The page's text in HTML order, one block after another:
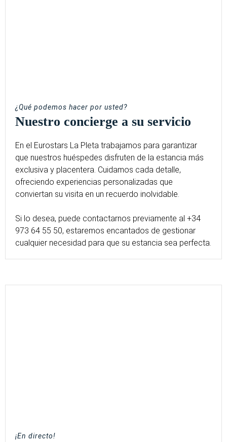
¿Qué podemos hacer por usted?
Nuestro concierge a su servicio
En el Eurostars La Pleta trabajamos para garantizar
que nuestros huéspedes disfruten de la estancia más
exclusiva y placentera. Cuidamos cada detalle,
ofreciendo experiencias personalizadas que
conviertan su visita en un recuerdo inolvidable.
Si lo desea, puede contactarnos previamente al +34
973 64 55 50, estaremos encantados de gestionar
cualquier necesidad para que su estancia sea perfecta.
¡En directo!